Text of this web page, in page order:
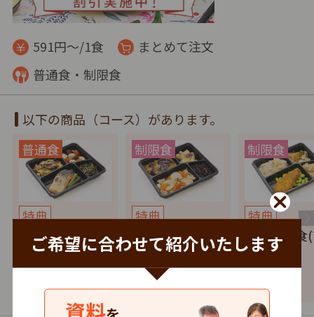
ご希望に合わせて紹介いたします
資料
591円～/1食
まとめて注文
普通食・制限食
以下の商品（コース）があります。
特典
健康バランス(7
食セット)
4,137円 税込
特典
たんぱく調整食
(7食セット)
4,137円 税込
特典
塩分制限
セット)
4,137